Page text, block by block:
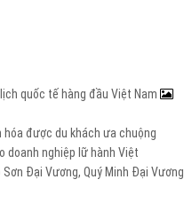
quốc tế hàng đầu Việt Nam
hóa được du khách ưa chuộng
doanh nghiệp lữ hành Việt
Đại Vương, Quý Minh Đại Vương